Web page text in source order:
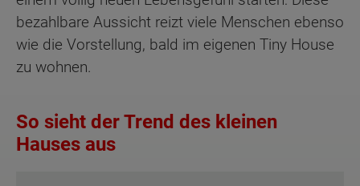
bezahlbare Aussicht reizt viele Menschen ebenso
wie die Vorstellung, bald im eigenen Tiny House
zu wohnen.
So sieht der Trend des kleinen
Hauses aus